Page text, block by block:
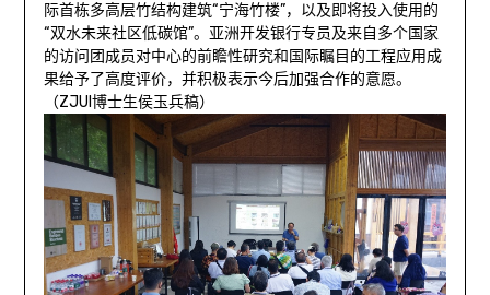
际首栋多高层竹结构建筑“宁海竹楼”，以及即将投入使用的
“双水未来社区低碳馆”。亚洲开发银行专员及来自多个国家
的访问团成员对中心的前瞻性研究和国际瞩目的工程应用成
果给予了高度评价，并积极表示今后加强合作的意愿。
（ZJUI博士生侯玉兵稿）